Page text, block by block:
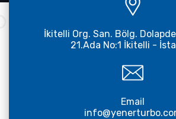
İkitelli Org. San. Bölg.
21.Ada No:1 İkitelli -
Email